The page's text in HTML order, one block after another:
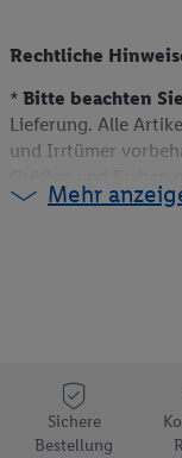
Rechtliche
* Bitte beachten
Lieferung. Alle
und Irrtümer
beachten Sie, dass
Bedingungen der
Coupon aufrufbar.
Preisvorteil
Mehr
Sichere
Bestellung